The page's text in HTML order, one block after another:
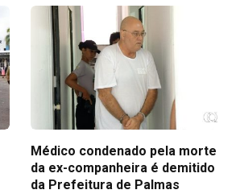
Médico condenado pela morte
da ex-companheira é demitido
da Prefeitura de Palmas